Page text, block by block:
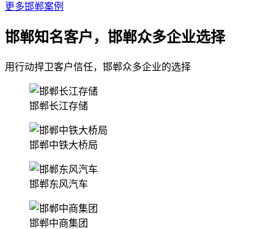
更多邯郸案例
邯郸知名客户，邯郸众多企业选择
用行动捍卫客户信任，邯郸众多企业的选择
邯郸长江存储
邯郸中铁大桥局
邯郸东风汽车
邯郸中商集团